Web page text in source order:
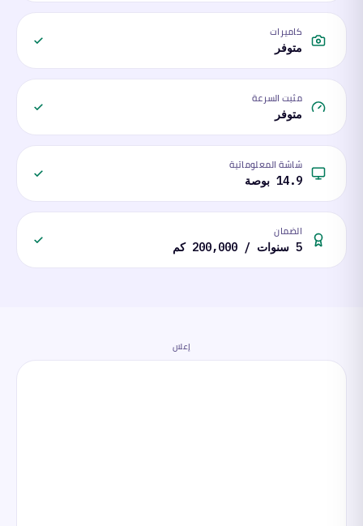
كاميرات
متوفر
مثبت السرعة
متوفر
شاشة المعلوماتية
14.9 بوصة
الضمان
5 سنوات / 200,000 كم
إعلان